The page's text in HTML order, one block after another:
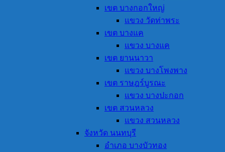
เขต บางกอกใหญ่
แขวง วัดท่าพระ
เขต บางแค
แขวง บางแค
เขต ยานนาวา
แขวง บางโพงพาง
เขต ราษฎร์บูรณะ
แขวง บางปะกอก
เขต สวนหลวง
แขวง สวนหลวง
จังหวัด นนทบุรี
อำเภอ บางบัวทอง